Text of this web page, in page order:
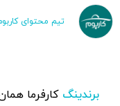
تیم محتوای
برندینگ کارفرما